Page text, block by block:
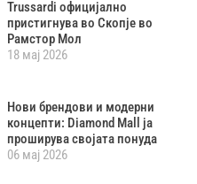
Trussardi официјално
пристигнува во Скопје во
Рамстор Мол
18 мај 2026
Нови брендови и модерни
концепти: Diamond Mall ја
проширува својата понуда
06 мај 2026